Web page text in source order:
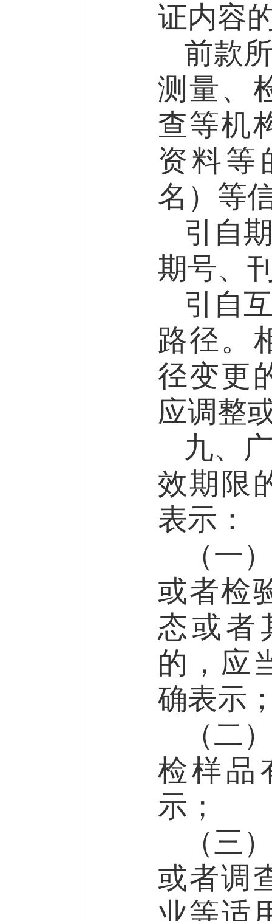
证内容
前款
测量、
查等机
资料等
名）等
引自
期号、
引自
路径。
径变更
应调整
九、
效期限
表示：
（一
或者检
态或者
的，应
确表示
（二
检样品
示；
（三
或者调
业等适